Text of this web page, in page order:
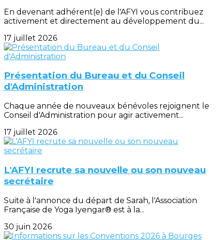
En devenant adhérent(e) de l'AFYI vous contribuez
activement et directement au développement du...
17 juillet 2026
Présentation du Bureau et du Conseil
d'Administration
Chaque année de nouveaux bénévoles rejoignent le
Conseil d'Administration pour agir activement...
17 juillet 2026
L'AFYI recrute sa nouvelle ou son nouveau
secrétaire
Suite à l'annonce du départ de Sarah, l'Association
Française de Yoga Iyengar® est à la...
30 juin 2026